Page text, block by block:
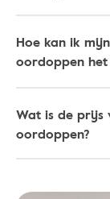
Hoe kan ik
oordoppen het
Wat is de prijs
oordoppen?